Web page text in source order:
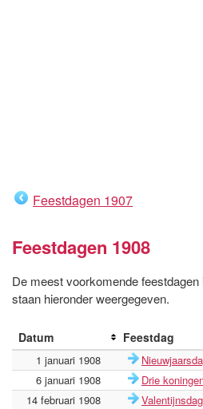
Feestdagen 1907
Feestdagen 1908
De meest voorkomende
staan hieronder weergegeven.
Datum Feestdag
1 januari 1908
6 januari 1908
Drie
14 februari 1908
Valentijnsdag